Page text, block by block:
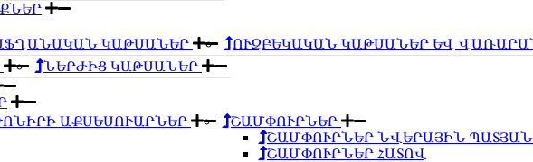
ԿԱԹՍԱՆԵՐ ՈՒԶԲԵԿԱԿԱՆ ԿԱԹՍԱՆԵՐ ԵՎ
ՆԵՐԺԻՑ ԿԱԹՍԱՆԵՐ
ԱՔՍԵՍՈՒԱՐՆԵՐ
ՇԱՄՓՈՒՐՆԵՐ
ՇԱՄՓՈՒՐՆԵՐ ՆՎԵՐԱՅԻՆ
ՇԱՄՓՈՒՐՆԵՐ ՀԱՏՈՎ